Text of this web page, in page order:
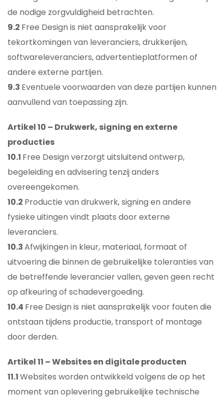
de nodige zorgvuldigheid betrachten.
9.2 Free Design is niet aansprakelijk voor
tekortkomingen van leveranciers, drukkerijen,
softwareleveranciers, advertentieplatformen of
andere externe partijen.
9.3 Eventuele voorwaarden van deze partijen kunnen
aanvullend van toepassing zijn.
Artikel 10 – Drukwerk, signing en externe
producties
10.1 Free Design verzorgt uitsluitend ontwerp,
begeleiding en advisering tenzij anders
overeengekomen.
10.2 Productie van drukwerk, signing en andere
fysieke uitingen vindt plaats door externe
leveranciers.
10.3Afwijkingen in kleur, materiaal, formaat of
uitvoering die binnen de gebruikelijke toleranties van
de betreffende leverancier vallen, geven geen recht
op afkeuring of schadevergoeding.
10.4 Free Design is niet aansprakelijk voor fouten die
ontstaan tijdens productie, transport of montage
door derden.
Artikel 11 – Websites en digitale producten
11.1Websites worden ontwikkeld volgens de op het
moment van oplevering gebruikelijke technische